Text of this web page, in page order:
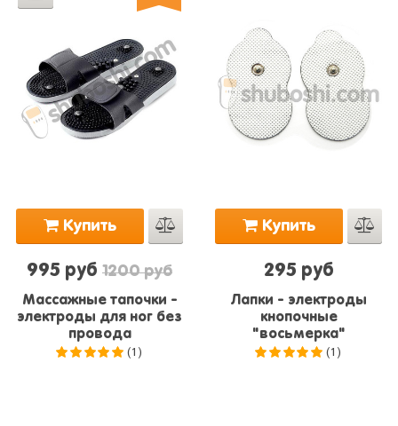
Купить
995 руб 1200 руб
Массажные тапочки -
электроды для ног без
провода
(1)
Купить
295 руб
Лапки - электроды
кнопочные
"восьмерка"
(1)